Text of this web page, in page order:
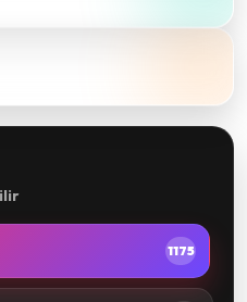
1175